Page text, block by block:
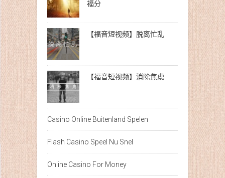
福分
【福音短视频】脱离忙乱
【福音短视频】消除焦虑
Casino Online Buitenland Spelen
Flash Casino Speel Nu Snel
Online Casino For Money